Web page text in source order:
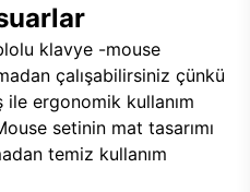
klavye -mouse
çalışabilirsiniz çünkü
ile ergonomik kullanım
setinin mat tasarımı
temiz kullanım